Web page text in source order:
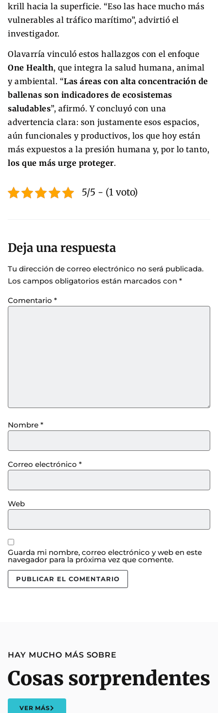
krill hacia la superficie. “Eso las hace mucho más
vulnerables al tráfico marítimo”, advirtió el
investigador.
Olavarría vinculó estos hallazgos con el enfoque
One Health, que integra la salud humana, animal
y ambiental. “Las áreas con alta concentración de
ballenas son indicadores de ecosistemas
saludables”, afirmó. Y concluyó con una
advertencia clara: son justamente esos espacios,
aún funcionales y productivos, los que hoy están
más expuestos a la presión humana y, por lo tanto,
los que más urge proteger.
5/5 - (1 voto)
Deja una respuesta
Tu dirección de correo electrónico no será publicada.
Los campos obligatorios están marcados con *
Comentario *
Nombre *
Correo electrónico *
Web
Guarda mi nombre, correo electrónico y web en este
navegador para la próxima vez que comente.
HAY MUCHO MÁS SOBRE
Cosas sorprendentes
VER MÁS